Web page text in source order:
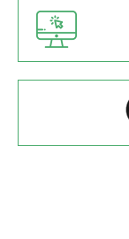
2022.06.12
県知事杯争奪バ
緑ケ丘体育館
2022.05.05
体育協会長杯
2022.05.22